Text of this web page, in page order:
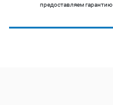
предоставляем гарантию